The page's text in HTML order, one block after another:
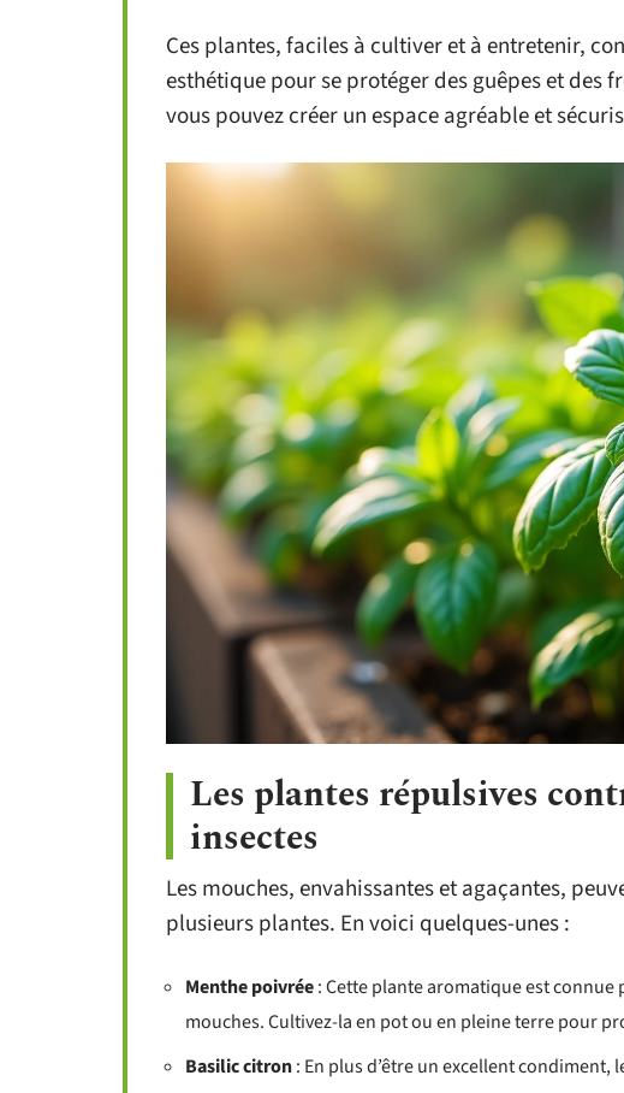
Ces plantes, faciles à cultiver et à entretenir,
esthétique pour se protéger des guêpes et des
vous pouvez créer un espace agréable et
Les plantes répulsives
insectes
Les mouches, envahissantes et agaçantes,
plusieurs plantes. En voici quelques-unes :
Menthe poivrée: Cette plante aromatique est
mouches. Cultivez-la en pot ou en pleine terre pour
Basilic citron: En plus d’être un excellent